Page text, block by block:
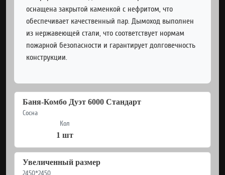
оснащена закрытой каменкой с нефритом, что
обеспечивает качественный пар. Дымоход выполнен
из нержавеющей стали, что соответствует нормам
пожарной безопасности и гарантирует долговечность
конструкции.
Баня-Комбо Дуэт 6000 Стандарт
Сосна
Кол
1 шт
Увеличенный размер